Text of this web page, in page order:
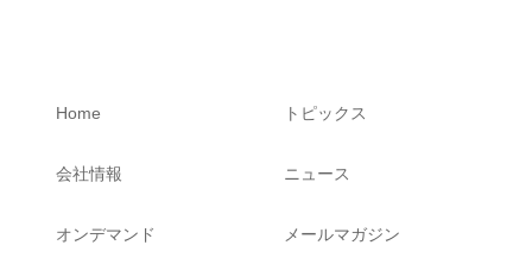
Home
会社情報
オンデマンド
トピックス
ニュース
メールマガジン